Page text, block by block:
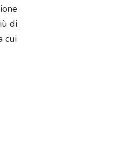
di
cui